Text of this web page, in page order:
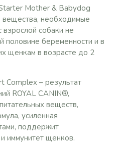
Mother & Babydog
вещества, необходимые
собаки не
половине беременности и в
щенкам в возрасте до 2
Complex – результат
ROYAL CANIN®,
веществ,
усиленная
поддержит
иммунитет щенков.